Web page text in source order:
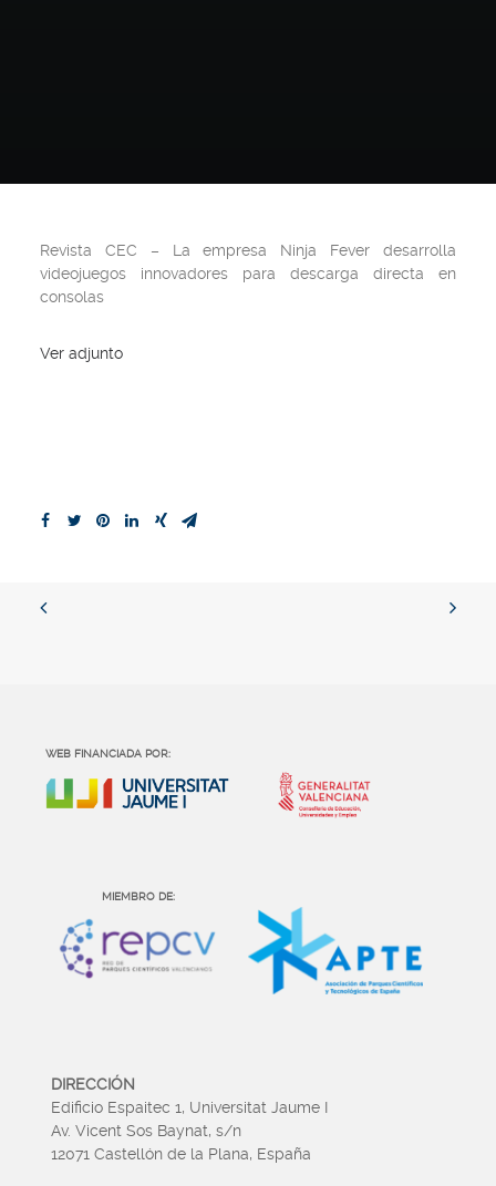
Revista CEC – La empresa Ninja Fever desarrolla
videojuegos innovadores para descarga directa en
consolas
Ver adjunto
WEB FINANCIADA POR:
MIEMBRO DE:
DIRECCIÓN
Edificio Espaitec 1, Universitat Jaume I
Av. Vicent Sos Baynat, s/n
12071 Castellón de la Plana, España